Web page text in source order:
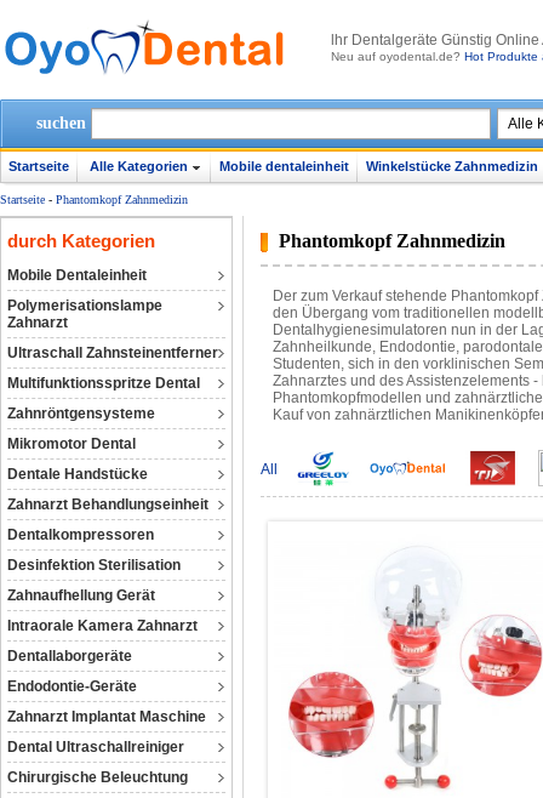
lhr Dentalgeräte Günstig
Neu auf oyodental.de? Hot Produkte
suchen
Startseite Alle Kategorien Mobile dentaleinheit Winkelstücke Zahnmedizin
Startseite - Phantomkopf Zahnmedizin
durch Kategorien
Mobile Dentaleinheit
Polymerisationslampe
Zahnarzt
Ultraschall Zahnsteinentferner
Multifunktionsspritze Dental
Zahnröntgensysteme
Mikromotor Dental
Dentale Handstücke
Zahnarzt Behandlungseinheit
Dentalkompressoren‎
Desinfektion Sterilisation
Zahnaufhellung Gerät
Intraorale Kamera Zahnarzt
Dentallaborgeräte
Endodontie-Geräte
Zahnarzt Implantat Maschine
Dental Ultraschallreiniger
Chirurgische Beleuchtung
Phantomkopf Zahnmedizin
Der zum Verkauf stehende
den Übergang vom traditionellen
Dentalhygienesimulatoren nun in der
Zahnheilkunde, Endodontie,
Studenten, sich in den vorklinischen
Zahnarztes und des Assistenzelements
Phantomkopfmodellen und
Kauf von zahnärztlichen
All